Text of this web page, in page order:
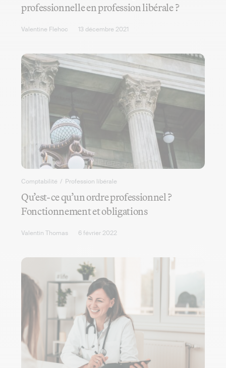
professionnelle en profession libérale ?
Valentine Flehoc 13 décembre 2021
Comptabilité / Profession libérale
Qu’est-ce qu’un ordre professionnel ?
Fonctionnement et obligations
Valentin Thomas 6 février 2022